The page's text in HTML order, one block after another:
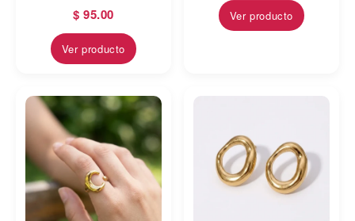
$ 95.00
Ver producto
Ver producto